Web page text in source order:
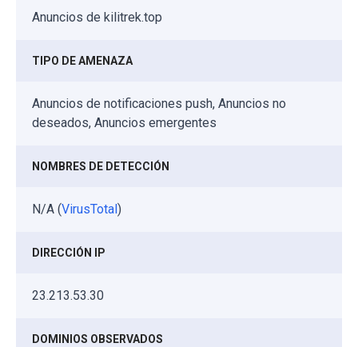
Anuncios de kilitrek.top
TIPO DE AMENAZA
Anuncios de notificaciones push, Anuncios no
deseados, Anuncios emergentes
NOMBRES DE DETECCIÓN
N/A (VirusTotal)
DIRECCIÓN IP
23.213.53.30
DOMINIOS OBSERVADOS